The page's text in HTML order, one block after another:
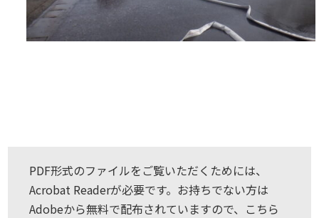
PDF形式のファイルをご覧いただくためには、
Acrobat Readerが必要です。お持ちでない方は
Adobeから無料で配布されていますので、こちら